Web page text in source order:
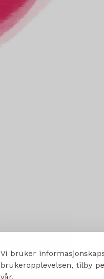
Vi bruker
brukeropplevelsen, tilby
vår.